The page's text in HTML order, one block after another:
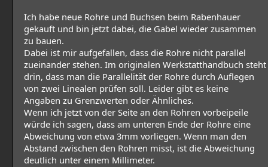
Ich habe neue Rohre und Buchsen beim Rabenhauer
gekauft und bin jetzt dabei, die Gabel wieder zusammen
zu bauen.
Dabei ist mir aufgefallen, dass die Rohre nicht parallel
zueinander stehen. Im originalen Werkstatthandbuch steht
drin, dass man die Parallelität der Rohre durch Auflegen
von zwei Linealen prüfen soll. Leider gibt es keine
Angaben zu Grenzwerten oder Ähnliches.
Wenn ich jetzt von der Seite an den Rohren vorbeipeile
würde ich sagen, dass am unteren Ende der Rohre eine
Abweichung von etwa 3mm vorliegen. Wenn man den
Abstand zwischen den Rohren misst, ist die Abweichung
deutlich unter einem Millimeter.